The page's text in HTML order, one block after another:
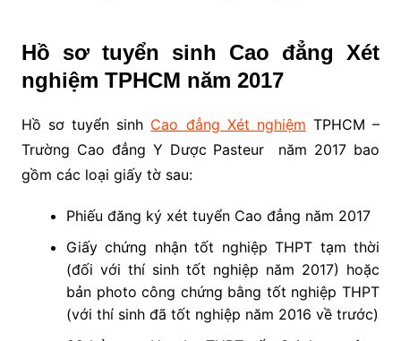
Hồ sơ tuyển sinh Cao đẳng Xét
nghiệm TPHCM năm 2017
Hồ sơ tuyển sinh Cao đẳng Xét nghiệm TPHCM –
Trường Cao đẳng Y Dược Pasteur năm 2017 bao
gồm các loại giấy tờ sau:
Phiếu đăng ký xét tuyển Cao đẳng năm 2017
Giấy chứng nhận tốt nghiệp THPT tạm thời
(đối với thí sinh tốt nghiệp năm 2017) hoặc
bản photo công chứng bằng tốt nghiệp THPT
(với thí sinh đã tốt nghiệp năm 2016 về trước)